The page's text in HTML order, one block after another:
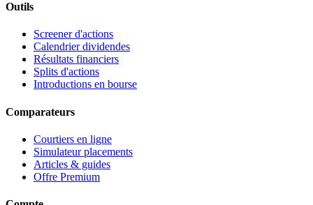
Outils
Screener d'actions
Calendrier dividendes
Résultats financiers
Splits d'actions
Introductions en bourse
Comparateurs
Courtiers en ligne
Simulateur placements
Articles & guides
Offre Premium